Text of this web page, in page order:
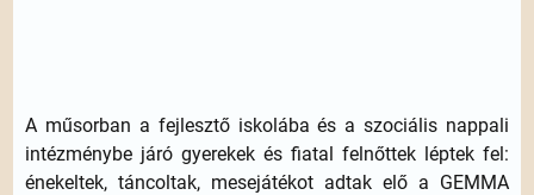
A műsorban a fejlesztő iskolába és a szociális nappali
intézménybe járó gyerekek és fiatal felnőttek léptek fel:
énekeltek, táncoltak, mesejátékot adtak elő a GEMMA